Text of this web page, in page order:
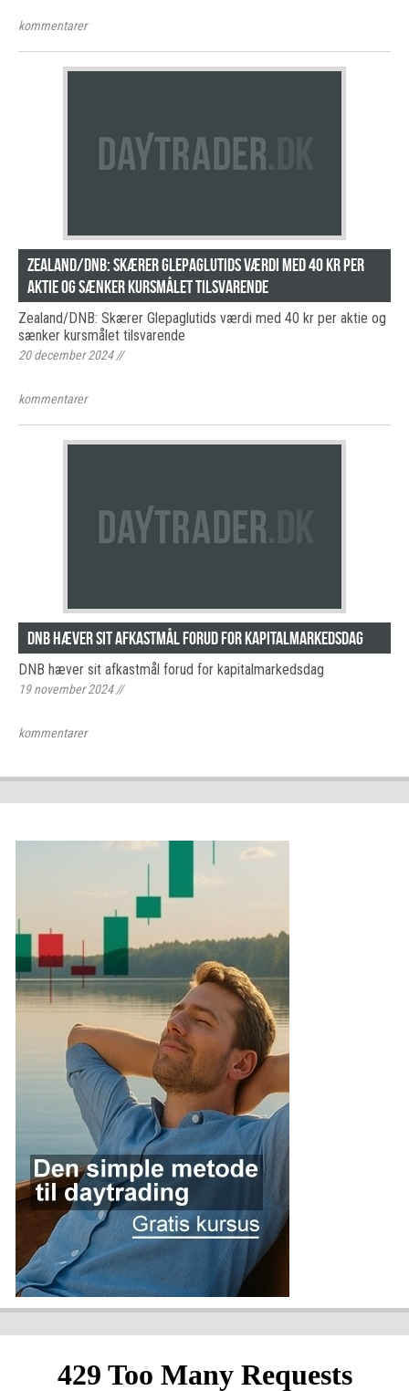
kommentarer
Zealand/DNB: Skærer Glepaglutids værdi med 40 kr per
aktie og sænker kursmålet tilsvarende
Zealand/DNB: Skærer Glepaglutids værdi med 40 kr per aktie og
sænker kursmålet tilsvarende
20 december 2024//
kommentarer
DNB hæver sit afkastmål forud for kapitalmarkedsdag
DNB hæver sit afkastmål forud for kapitalmarkedsdag
19 november 2024//
kommentarer